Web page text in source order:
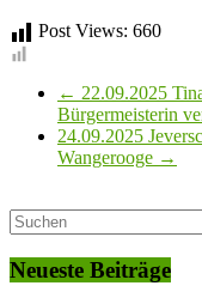
Post Views: 660
← 22.09.2025
Bürgermeisterin
24.09.2025
Wangerooge →
Neueste Beiträge